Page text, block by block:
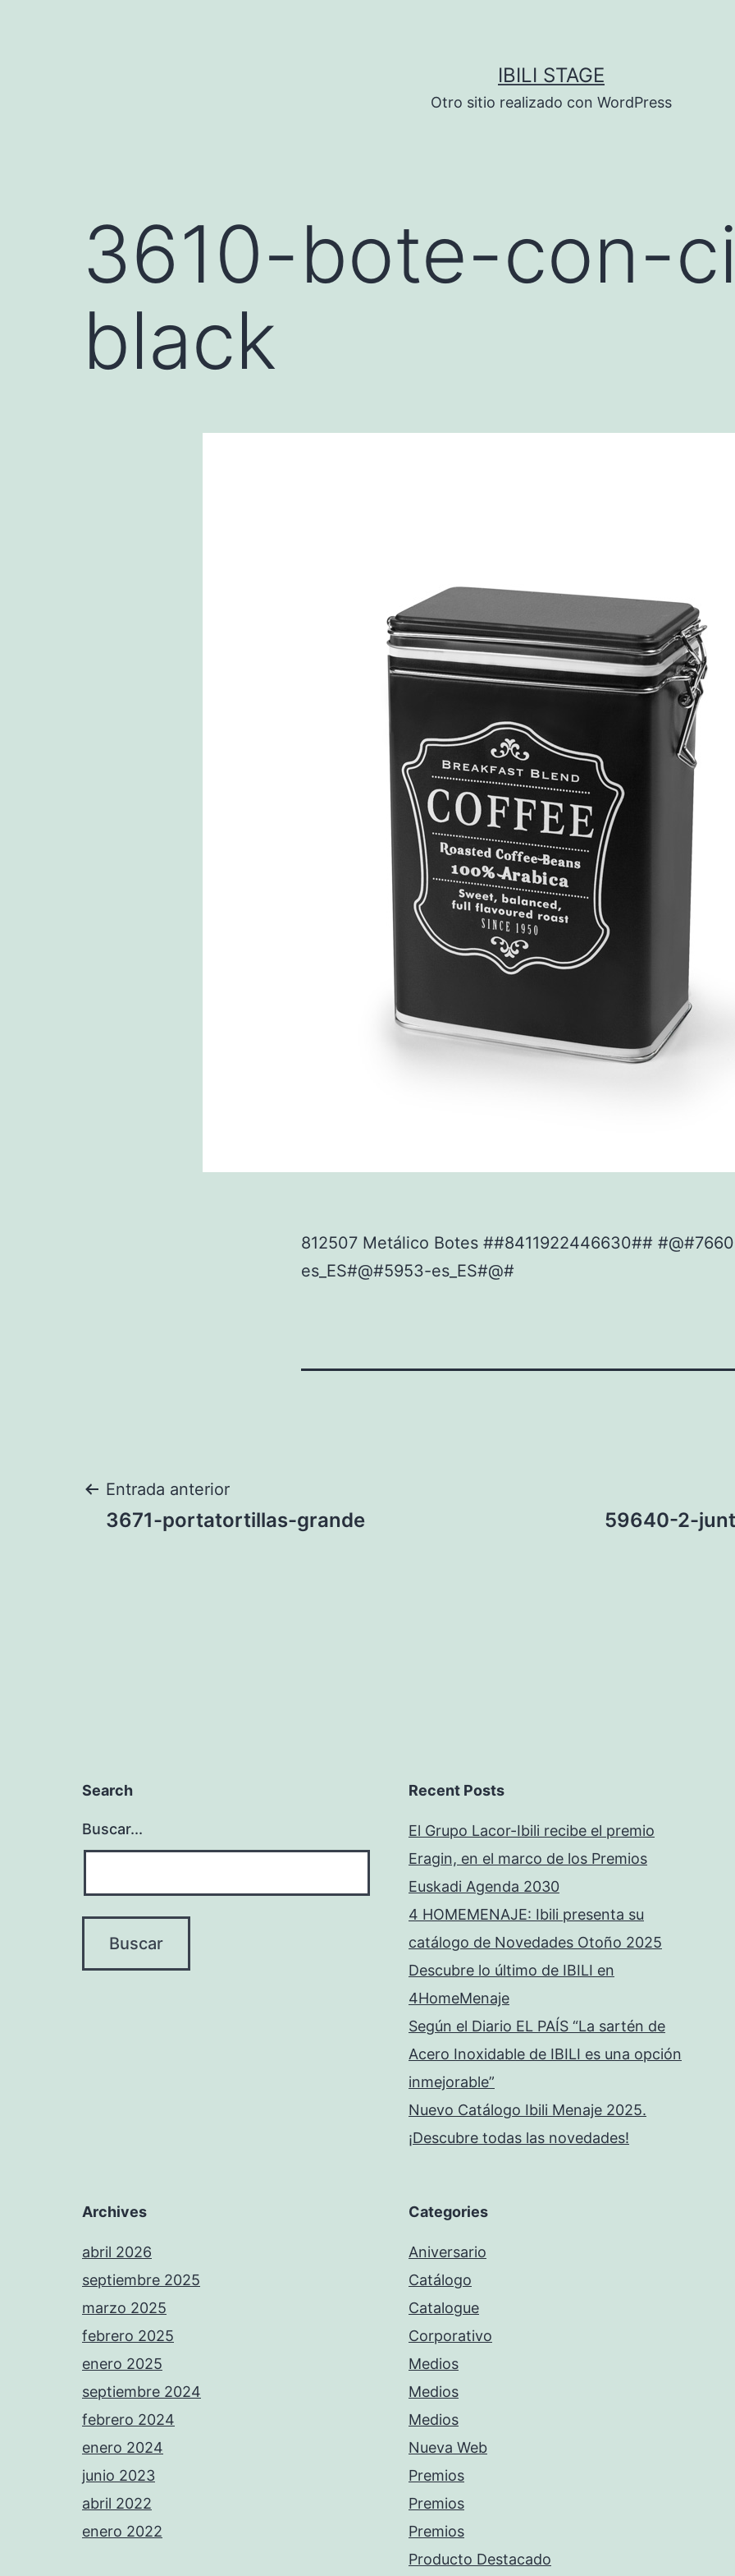
IBILI STAGE
Otro sitio realizado con WordPress
3610-bote-con-
black
812507 Metálico Botes ##8411922446630##
es_ES#@#5953-es_ES#@#
Navegación
Entrada anterior
3671-portatortillas-grande 59640-2-
Search
Buscar...
Recent Posts
El Grupo Lacor-Ibili recibe el premio
Eragin, en el marco de los Premios
Euskadi Agenda 2030
4 HOMEMENAJE: Ibili presenta su
catálogo de Novedades Otoño 2025
Descubre lo último de IBILI en
4HomeMenaje
Según el Diario EL PAÍS “La sartén de
Acero Inoxidable de IBILI es una opción
inmejorable”
Nuevo Catálogo Ibili Menaje 2025.
¡Descubre todas las novedades!
Archives
abril 2026
septiembre 2025
marzo 2025
febrero 2025
enero 2025
septiembre 2024
febrero 2024
enero 2024
junio 2023
abril 2022
enero 2022
Categories
Aniversario
Catálogo
Catalogue
Corporativo
Medios
Medios
Medios
Nueva Web
Premios
Premios
Premios
Producto Destacado